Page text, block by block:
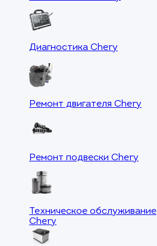
Диагностика Chery
Ремонт двигателя Chery
Ремонт подвески Chery
Техническое обслуживание
Chery